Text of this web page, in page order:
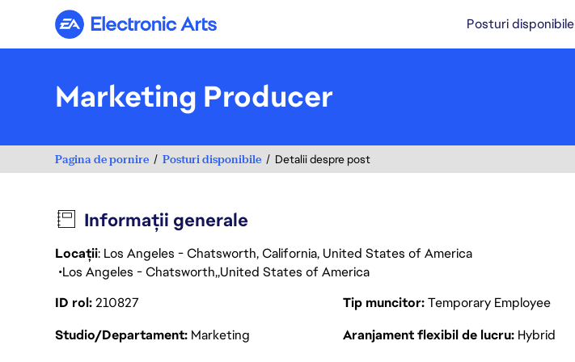
Electronic Arts Posturi disponibile
Marketing Producer
Pagina de pornire Posturi disponibile Detalii despre post
Informații generale
Locații: Los Angeles - Chatsworth, California, United States of America
Los Angeles - Chatsworth United States of America
ID rol210827 Tip muncitor Temporary Employee
Studio/Departament Marketing Aranjament flexibil de lucru Hybrid